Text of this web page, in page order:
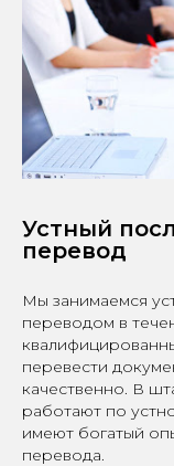
Устный
перевод
Мы занимаемся
переводом в
перевести
качественно. В
работают по
имеют богатый
перевода.